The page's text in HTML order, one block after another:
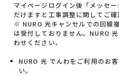
マイページログイン後「メッセ
だけますと工事調整に関してご確
※ NURO 光キャンセルでの回線
は受付しておりません。NURO
わせください。
NURO 光 でんわをご利用のお
い。